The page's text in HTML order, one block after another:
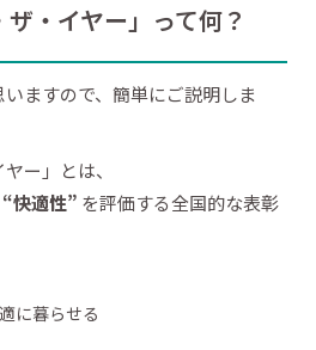
ザ・イヤー」って何？
ますので、簡単にご説明しま
ー」とは、
快適性” を評価する全国的な表彰
に暮らせる